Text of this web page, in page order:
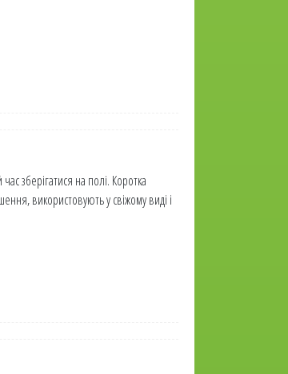
зберігатися на полі. Коротка
використовують у свіжому виді і